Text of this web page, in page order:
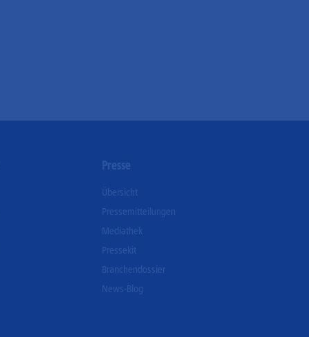
Presse
Übersicht
Pressemitteilungen
Mediathek
Pressekit
Branchendossier
News-Blog